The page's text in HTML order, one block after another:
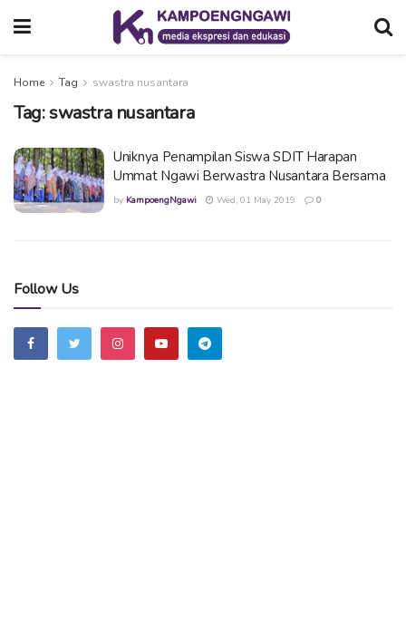
Home Tag swastra nusantara
Tag:swastra nusantara
Uniknya Penampilan Siswa SDIT Harapan
Ummat Ngawi Berwastra Nusantara Bersama
by KampoengNgawi Wed, 01 May 2019 0
Follow Us